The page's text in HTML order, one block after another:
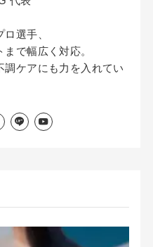
選手、
で幅広く対応。
調ケアにも力を入れてい